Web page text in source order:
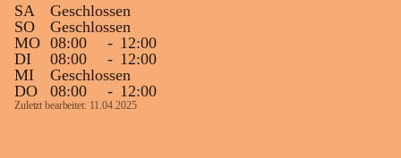
SA
Geschlossen
SO
Geschlossen
MO 08:00 - 12:00
DI
08:00 - 12:00
MI
Geschlossen
DO
08:00 - 12:00
Zuletzt bearbeitet: 11.04.2025